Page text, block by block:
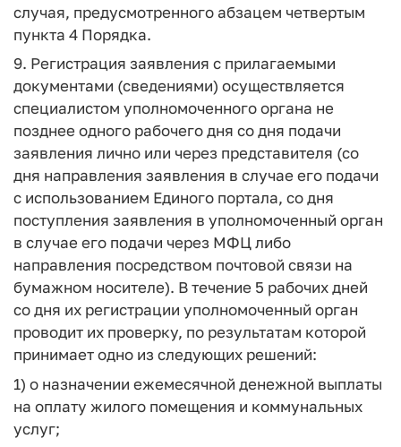
случая, предусмотренного абзацем четвертым
пункта 4 Порядка.
9. Регистрация заявления с прилагаемыми
документами (сведениями) осуществляется
специалистом уполномоченного органа не
позднее одного рабочего дня со дня подачи
заявления лично или через представителя (со
дня направления заявления в случае его подачи
с использованием Единого портала, со дня
поступления заявления в уполномоченный орган
в случае его подачи через МФЦ либо
направления посредством почтовой связи на
бумажном носителе). В течение 5 рабочих дней
со дня их регистрации уполномоченный орган
проводит их проверку, по результатам которой
принимает одно из следующих решений:
1) о назначении ежемесячной денежной выплаты
на оплату жилого помещения и коммунальных
услуг;